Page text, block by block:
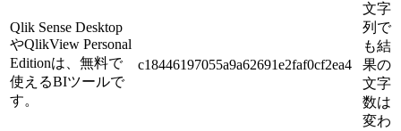
Qlik Sense Desktop
やQlikView Personal
Editionは、無料で
使えるBIツールで
す。
c18446197055a9a62691e2faf0cf2ea4
文字
列で
も結
果の
文字
数は
変わ